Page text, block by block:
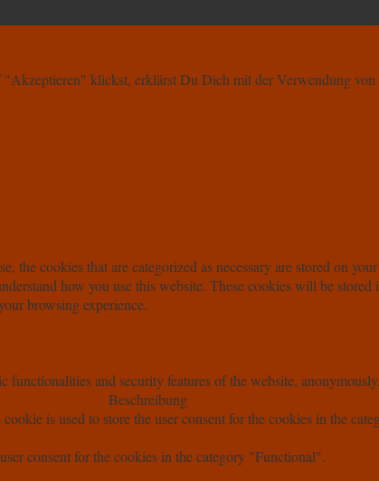
klickst, erklärst Du Dich mit der Verwendung
cookies that are categorized as necessary are stored on
how you use this website. These cookies will be
browsing experience.
functionalities and security features of the website, anonymously.
Beschreibung
is used to store the user consent for the cookies in the
consent for the cookies in the category "Functional".